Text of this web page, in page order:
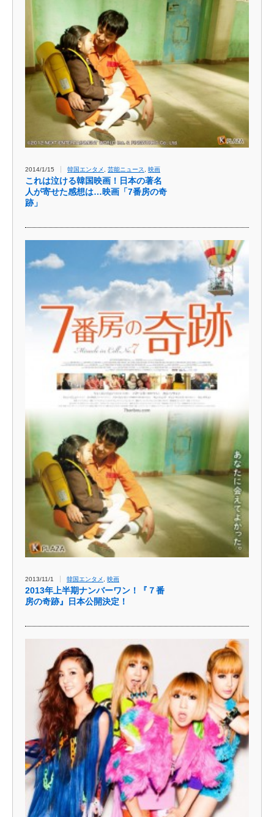
2014/1/15 韓国エンタメ 芸能ニュース 映画
これは泣ける韓国映画！日本の著名
人が寄せた感想は…映画「7番房の奇
跡」
2013/11/1 韓国エンタメ 映画
2013年上半期ナンバーワン！『７番
房の奇跡』日本公開決定！